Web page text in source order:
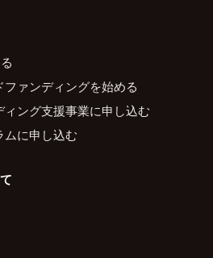
ァンディングを始める
ング支援事業に申し込む
ムに申し込む